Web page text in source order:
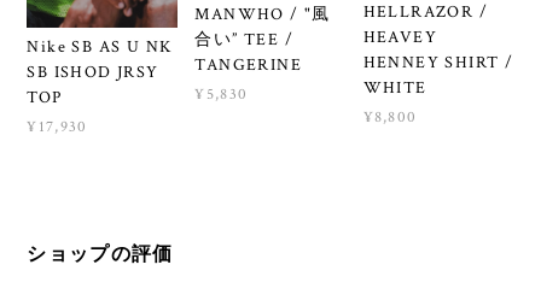
Nike SB AS U NK
SB ISHOD JRSY
TOP
¥17,930
MANWHO / "風
合い” TEE /
TANGERINE
¥5,830
HELLRAZOR /
HEAVEY
HENNEY SHIRT /
WHITE
¥8,800
ショップの評価